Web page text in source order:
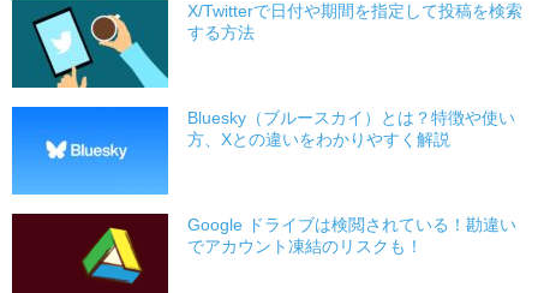
X/Twitterで日付や期間を指定して投稿を検索
する方法
Bluesky（ブルースカイ）とは？特徴や使い
方、Xとの違いをわかりやすく解説
Google ドライブは検閲されている！勘違い
でアカウント凍結のリスクも！